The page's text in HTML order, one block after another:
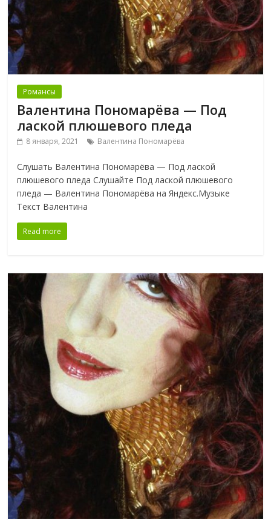
Романсы
Валентина Пономарёва — Под
лаской плюшевого пледа
8 января, 2021 Валентина Пономарёва
Слушать Валентина Пономарёва — Под лаской
плюшевого пледа Слушайте Под лаской плюшевого
пледа — Валентина Пономарёва на Яндекс.Музыке
Текст Валентина
Read more